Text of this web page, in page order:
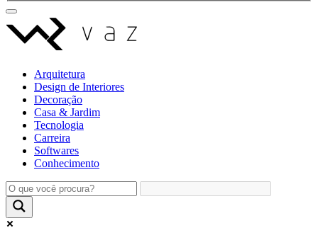
Arquitetura
Design de Interiores
Decoração
Casa & Jardim
Tecnologia
Carreira
Softwares
Conhecimento